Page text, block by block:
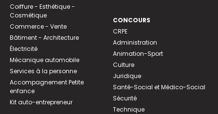
Coiffure - Esthétique -
Cosmétique
Commerce - Vente
Bâtiment - Architecture
Électricité
Mécanique automobile
Services à la personne
Accompagnement Petite
enfance
Kit auto-entrepreneur
CONCOURS
CRPE
Administration
Animation-Sport
Culture
Juridique
Santé-Social et Médico-Social
Sécurité
Technique